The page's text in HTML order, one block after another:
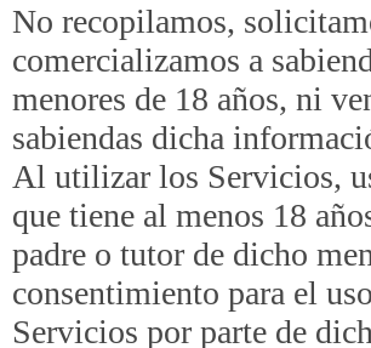
No recopilamos,
comercializamos a
menores de 18 años, ni
sabiendas dicha
Al utilizar los Servicios,
que tiene al menos 18
padre o tutor de dicho
consentimiento para el
Servicios por parte de